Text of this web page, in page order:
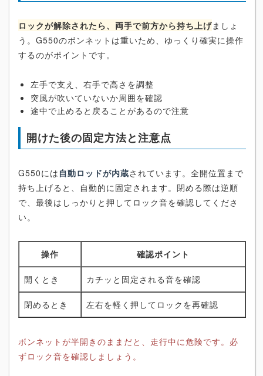
ロックが解除されたら、両手で前方から持ち上げましょ
う。G550のボンネットは重いため、ゆっくり確実に操作
するのがポイントです。
左手で支え、右手で高さを調整
突風が吹いていないか周囲を確認
途中で止めると戻ることがあるので注意
開けた後の固定方法と注意点
G550には 自動ロッドが内蔵されています。全開位置まで
持ち上げると、自動的に固定されます。閉める際は逆順
で、最後はしっかりと押してロック音を確認してくださ
い。
操作 確認ポイント
開くとき カチッと固定される音を確認
閉めるとき 左右を軽く押してロックを再確認
ボンネットが半開きのままだと、走行中に危険です。必
ずロック音を確認しましょう。